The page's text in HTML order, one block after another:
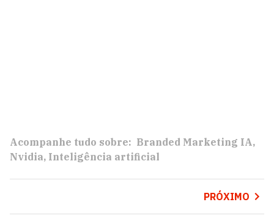
Acompanhe tudo sobre: Branded Marketing IA
Nvidia Inteligência artificial
PRÓXIMO